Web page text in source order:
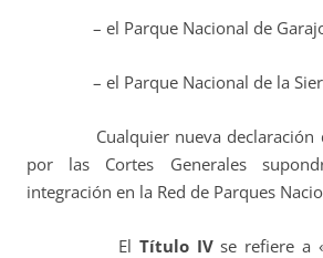
– el Parque Nacional de
– el Parque Nacional de la
Cualquier nueva
por las Cortes Generales
integración en la Red de Parques
El Título IVse refiere a